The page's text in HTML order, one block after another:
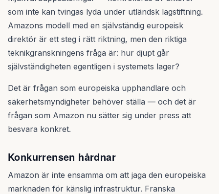
som inte kan tvingas lyda under utländsk lagstiftning.
Amazons modell med en självständig europeisk
direktör är ett steg i rätt riktning, men den riktiga
teknikgranskningens fråga är: hur djupt går
självständigheten egentligen i systemets lager?
Det är frågan som europeiska upphandlare och
säkerhetsmyndigheter behöver ställa — och det är
frågan som Amazon nu sätter sig under press att
besvara konkret.
Konkurrensen hårdnar
Amazon är inte ensamma om att jaga den europeiska
marknaden för känslig infrastruktur. Franska